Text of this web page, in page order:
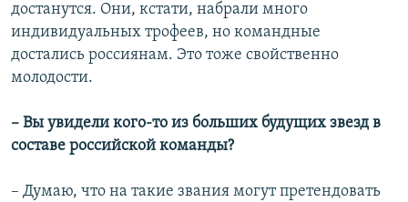
достанутся. Они, кстати, набрали много
индивидуальных трофеев, но командные
достались россиянам. Это тоже свойственно
молодости.
– Вы увидели кого-то из больших будущих звезд в
составе российской команды?
– Думаю, что на такие звания могут претендовать